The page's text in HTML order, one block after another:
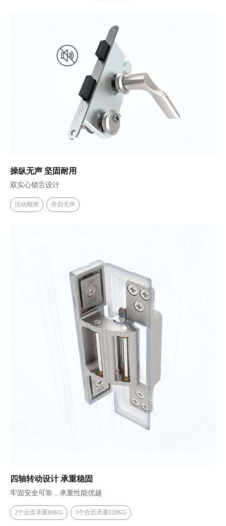
02
子母合页
操纵无声 坚固耐用
双实心锁舌设计
活动顺滑 开启无声
四轴转动设计 承重稳固
牢固安全可靠，承重性能优越
2个合页承重80KG 3个合页承重120KG